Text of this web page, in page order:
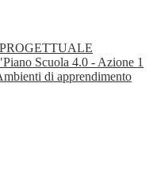
Scuola 4.0 - Azione 1
di apprendimento